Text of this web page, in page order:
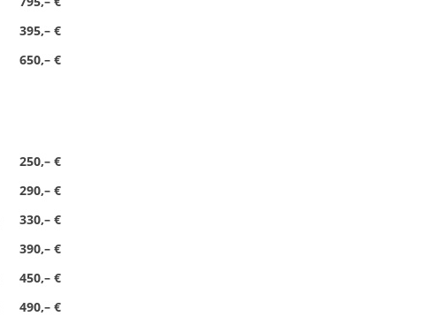
395,– €
650,– €
250,– €
290,– €
330,– €
390,– €
450,– €
490,– €